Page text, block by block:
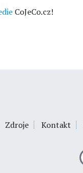
CoJeCo.cz!
Zdroje Kontakt